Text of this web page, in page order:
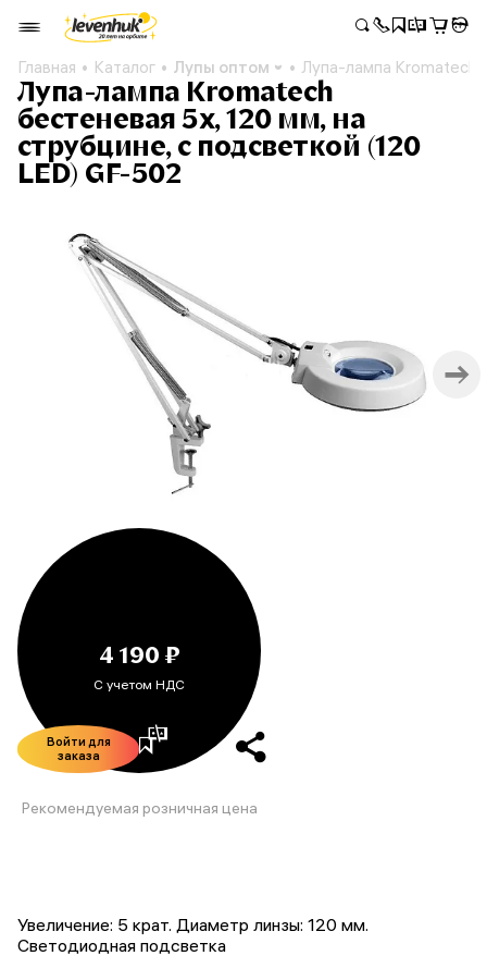
Главная Каталог Лупы оптом Лупа-лампа Kromatech
Лупа-лампа Kromatech
бестеневая 5x, 120 мм, на
струбцине, с подсветкой (120
LED) GF-502
4 190 ₽
С учетом НДС
Войти для
заказа
Рекомендуемая розничная цена
Увеличение: 5 крат. Диаметр линзы: 120 мм.
Светодиодная подсветка